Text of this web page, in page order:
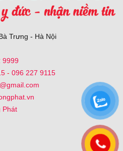
Trưng - Hà Nội
9999
- 096 227 9115
Phát